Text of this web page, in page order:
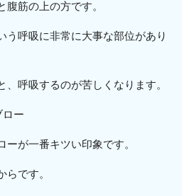
筋の上の方です。
う呼吸に非常に大事な部位があり
、呼吸するのが苦しくなります。
ロー
が一番キツい印象です。
らです。